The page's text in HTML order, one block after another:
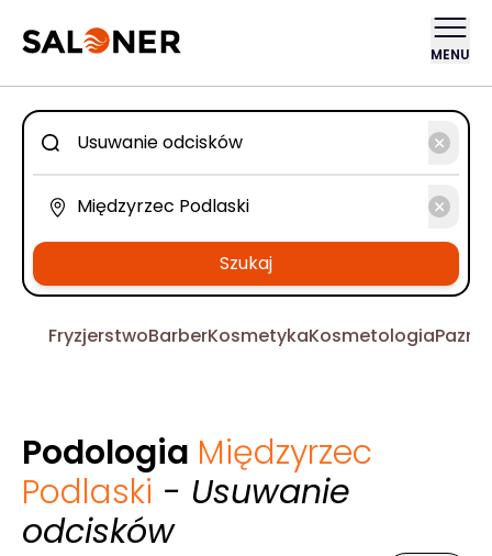
MENU
Szukaj
FryzjerstwoBarberKosmetykaKosmetologia
Podologia Międzyrzec
Podlaski - Usuwanie
odcisków